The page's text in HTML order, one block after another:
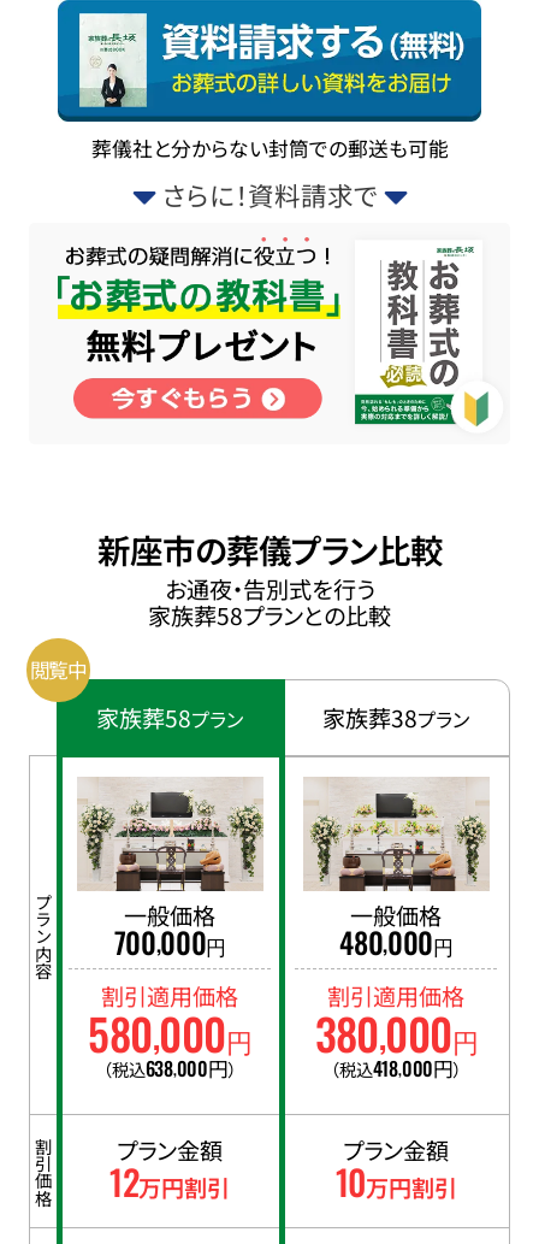
葬儀社と分からない封筒での郵送も可能
さらに！資料請求で
新座市の葬儀プラン比較
お通夜・告別式を行う
家族葬58プランとの比較
プラン内容
割引価格
家族葬58プラン
一般価格
700,000円
割引適用価格
580,000円
（税込638,000円）
プラン金額
12万円割引
家族葬38プラン
一般価格
480,000円
割引適用価格
380,000円
（税込418,000円）
プラン金額
10万円割引